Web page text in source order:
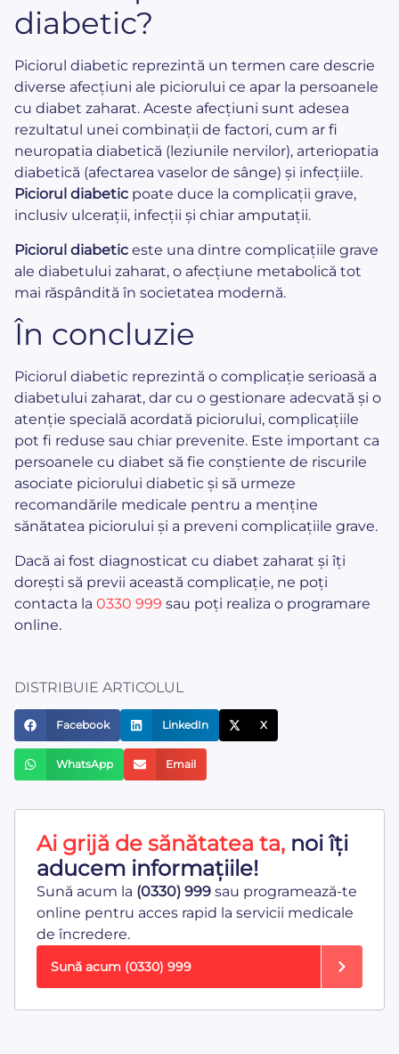
diabetic?
Piciorul diabetic reprezintă un termen care descrie
diverse afecțiuni ale piciorului ce apar la persoanele
cu diabet zaharat. Aceste afecțiuni sunt adesea
rezultatul unei combinații de factori, cum ar fi
neuropatia diabetică (leziunile nervilor), arteriopatia
diabetică (afectarea vaselor de sânge) și infecțiile.
Piciorul diabetic poate duce la complicații grave,
inclusiv ulcerații, infecții și chiar amputații.
Piciorul diabetic este una dintre complicațiile grave
ale diabetului zaharat, o afecțiune metabolică tot
mai răspândită în societatea modernă.
În concluzie
Piciorul diabetic reprezintă o complicație serioasă a
diabetului zaharat, dar cu o gestionare adecvată și o
atenție specială acordată piciorului, complicațiile
pot fi reduse sau chiar prevenite. Este important ca
persoanele cu diabet să fie conștiente de riscurile
asociate piciorului diabetic și să urmeze
recomandările medicale pentru a menține
sănătatea piciorului și a preveni complicațiile grave.
Dacă ai fost diagnosticat cu diabet zaharat și îți
dorești să previi această complicație, ne poți
contacta la 0330 999 sau poți realiza o programare
online.
DISTRIBUIE ARTICOLUL
Facebook LinkedIn X
WhatsApp Email
Ai grijă de sănătatea ta, noi îți
aducem informațiile!
Sună acum la (0330) 999 sau programează-te
online pentru acces rapid la servicii medicale
de încredere.
Sună acum (0330) 999